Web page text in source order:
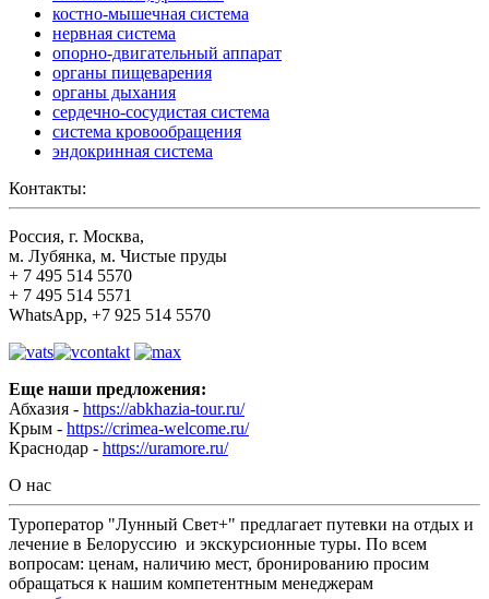
костно-мышечная система
нервная система
опорно-двигательный аппарат
органы пищеварения
органы дыхания
сердечно-сосудистая система
система кровообращения
эндокринная система
Контакты:
Россия, г. Москва,
м. Лубянка, м. Чистые пруды
+ 7 495 514 5570
+ 7 495 514 5571
WhatsApp, +7 925 514 5570
Еще наши предложения:
Абхазия - https://abkhazia-tour.ru/
Крым - https://crimea-welcome.ru/
Краснодар - https://uramore.ru/
О нас
Туроператор "Лунный Свет+" предлагает путевки на отдых и
лечение в Белоруссию и экскурсионные туры. По всем
вопросам: ценам, наличию мест, бронированию просим
обращаться к нашим компетентным менеджерам